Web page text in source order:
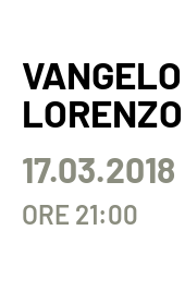
LORENZO
17.03.2018
ORE 21:00